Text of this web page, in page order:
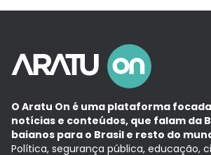
O Aratu On é uma plataforma
notícias e conteúdos, que falam da
baianos para o Brasil e resto do
Política, segurança pública, educação,